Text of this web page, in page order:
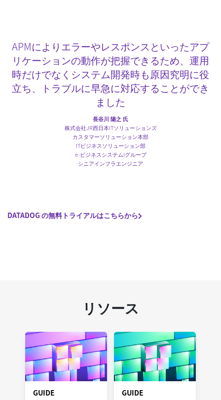
APMによりエラーやレスポンスといったアプ
リケーションの動作が把握できるため、運用
時だけでなくシステム開発時も原因究明に役
立ち、トラブルに早急に対応することができ
ました
長谷川 陽之 氏
株式会社JR西日本ITソリューションズ
カスタマーソリューション本部
ITビジネスソリューション部
e-ビジネスシステムIグループ
シニアインフラエンジニア
DATADOG の無料トライアルはこちらから
リソース
GUIDE GUIDE